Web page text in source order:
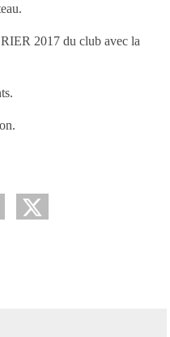
2017 du club avec la